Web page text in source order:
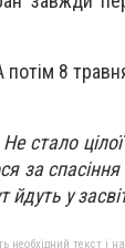
потім 8
стало
за
йдуть у
текст і